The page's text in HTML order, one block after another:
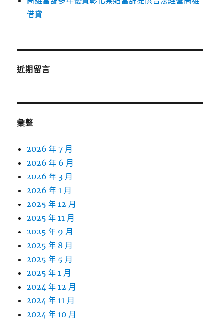
借貸
近期留言
彙整
2026 年 7 月
2026 年 6 月
2026 年 3 月
2026 年 1 月
2025 年 12 月
2025 年 11 月
2025 年 9 月
2025 年 8 月
2025 年 5 月
2025 年 1 月
2024 年 12 月
2024 年 11 月
2024 年 10 月